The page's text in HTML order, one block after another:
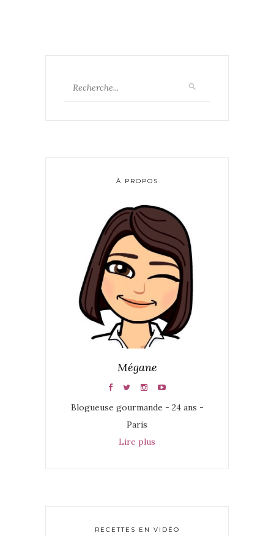
À PROPOS
Mégane
Blogueuse gourmande - 24 ans -
Paris
Lire plus
RECETTES EN VIDÉO